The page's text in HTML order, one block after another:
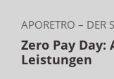
APORETRO – DER
Zero Pay
Leistungen